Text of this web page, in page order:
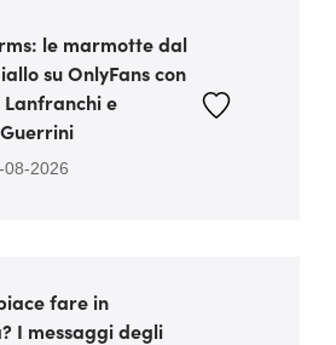
le marmotte dal
su OnlyFans con
e
08-2026
fare in
I messaggi degli